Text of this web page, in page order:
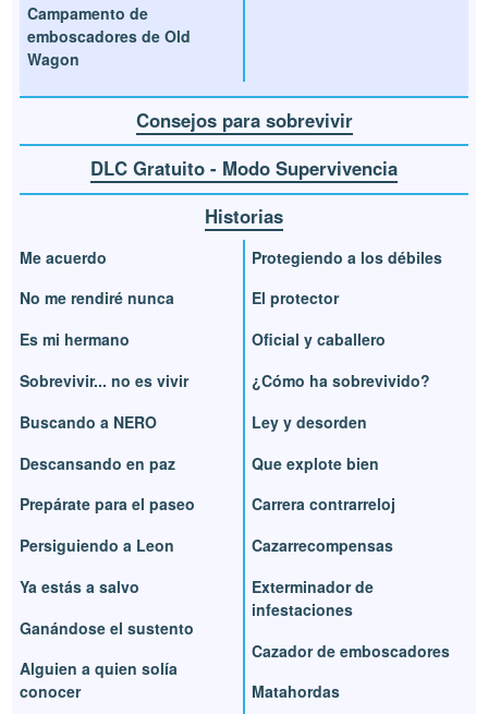
Campamento de
emboscadores de Old
Wagon
Consejos para sobrevivir
DLC Gratuito - Modo Supervivencia
Historias
Me acuerdo
No me rendiré nunca
Es mi hermano
Sobrevivir... no es vivir
Buscando a NERO
Descansando en paz
Prepárate para el paseo
Persiguiendo a Leon
Ya estás a salvo
Ganándose el sustento
Alguien a quien solía
conocer
Protegiendo a los débiles
El protector
Oficial y caballero
¿Cómo ha sobrevivido?
Ley y desorden
Que explote bien
Carrera contrarreloj
Cazarrecompensas
Exterminador de
infestaciones
Cazador de emboscadores
Matahordas